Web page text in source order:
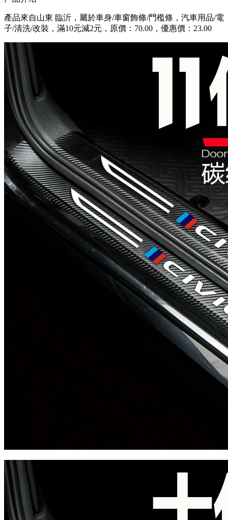
產品來自山東 臨沂，屬於車身/車窗飾條/門檻條，汽車用品/電
子/清洗/改裝，滿10元減2元，原價：70.00，優惠價：23.00